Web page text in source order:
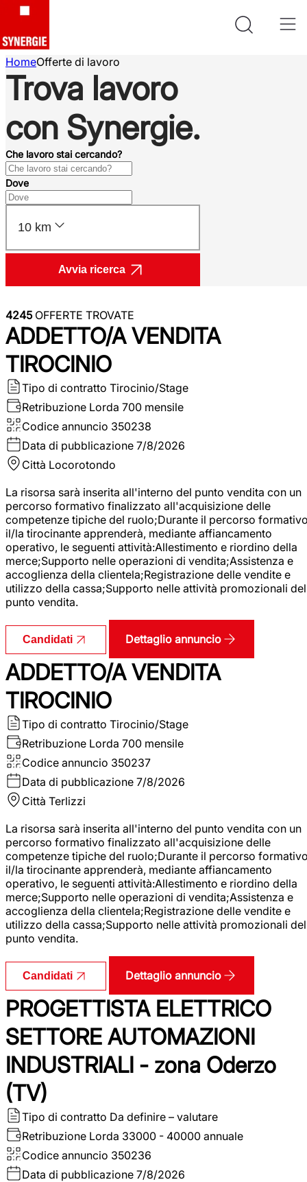
HomeOfferte di lavoro
Trova lavoro
con Synergie.
Che lavoro stai cercando?
Dove
10 km
Avvia ricerca
4245OFFERTE TROVATE
ADDETTO/A VENDITA
TIROCINIO
Tipo di contratto Tirocinio/Stage
Retribuzione Lorda 700 mensile
Codice annuncio 350238
Data di pubblicazione 7/8/2026
Città Locorotondo
La risorsa sarà inserita all'interno del punto vendita con un
percorso formativo finalizzato all'acquisizione delle
competenze tipiche del ruolo;Durante il percorso
il/la tirocinante apprenderà, mediante affiancamento
operativo, le seguenti attività:Allestimento e riordino della
merce;Supporto nelle operazioni di vendita;Assistenza e
accoglienza della clientela;Registrazione delle vendite e
utilizzo della cassa;Supporto nelle attività promozionali del
punto vendita.
Candidati Dettaglio annuncio
ADDETTO/A VENDITA
TIROCINIO
Tipo di contratto Tirocinio/Stage
Retribuzione Lorda 700 mensile
Codice annuncio 350237
Data di pubblicazione 7/8/2026
Città Terlizzi
La risorsa sarà inserita all'interno del punto vendita con un
percorso formativo finalizzato all'acquisizione delle
competenze tipiche del ruolo;Durante il percorso
il/la tirocinante apprenderà, mediante affiancamento
operativo, le seguenti attività:Allestimento e riordino della
merce;Supporto nelle operazioni di vendita;Assistenza e
accoglienza della clientela;Registrazione delle vendite e
utilizzo della cassa;Supporto nelle attività promozionali del
punto vendita.
Candidati Dettaglio annuncio
PROGETTISTA ELETTRICO
SETTORE AUTOMAZIONI
INDUSTRIALI - zona Oderzo
(TV)
Tipo di contratto Da definire – valutare
Retribuzione Lorda 33000 - 40000 annuale
Codice annuncio 350236
Data di pubblicazione 7/8/2026